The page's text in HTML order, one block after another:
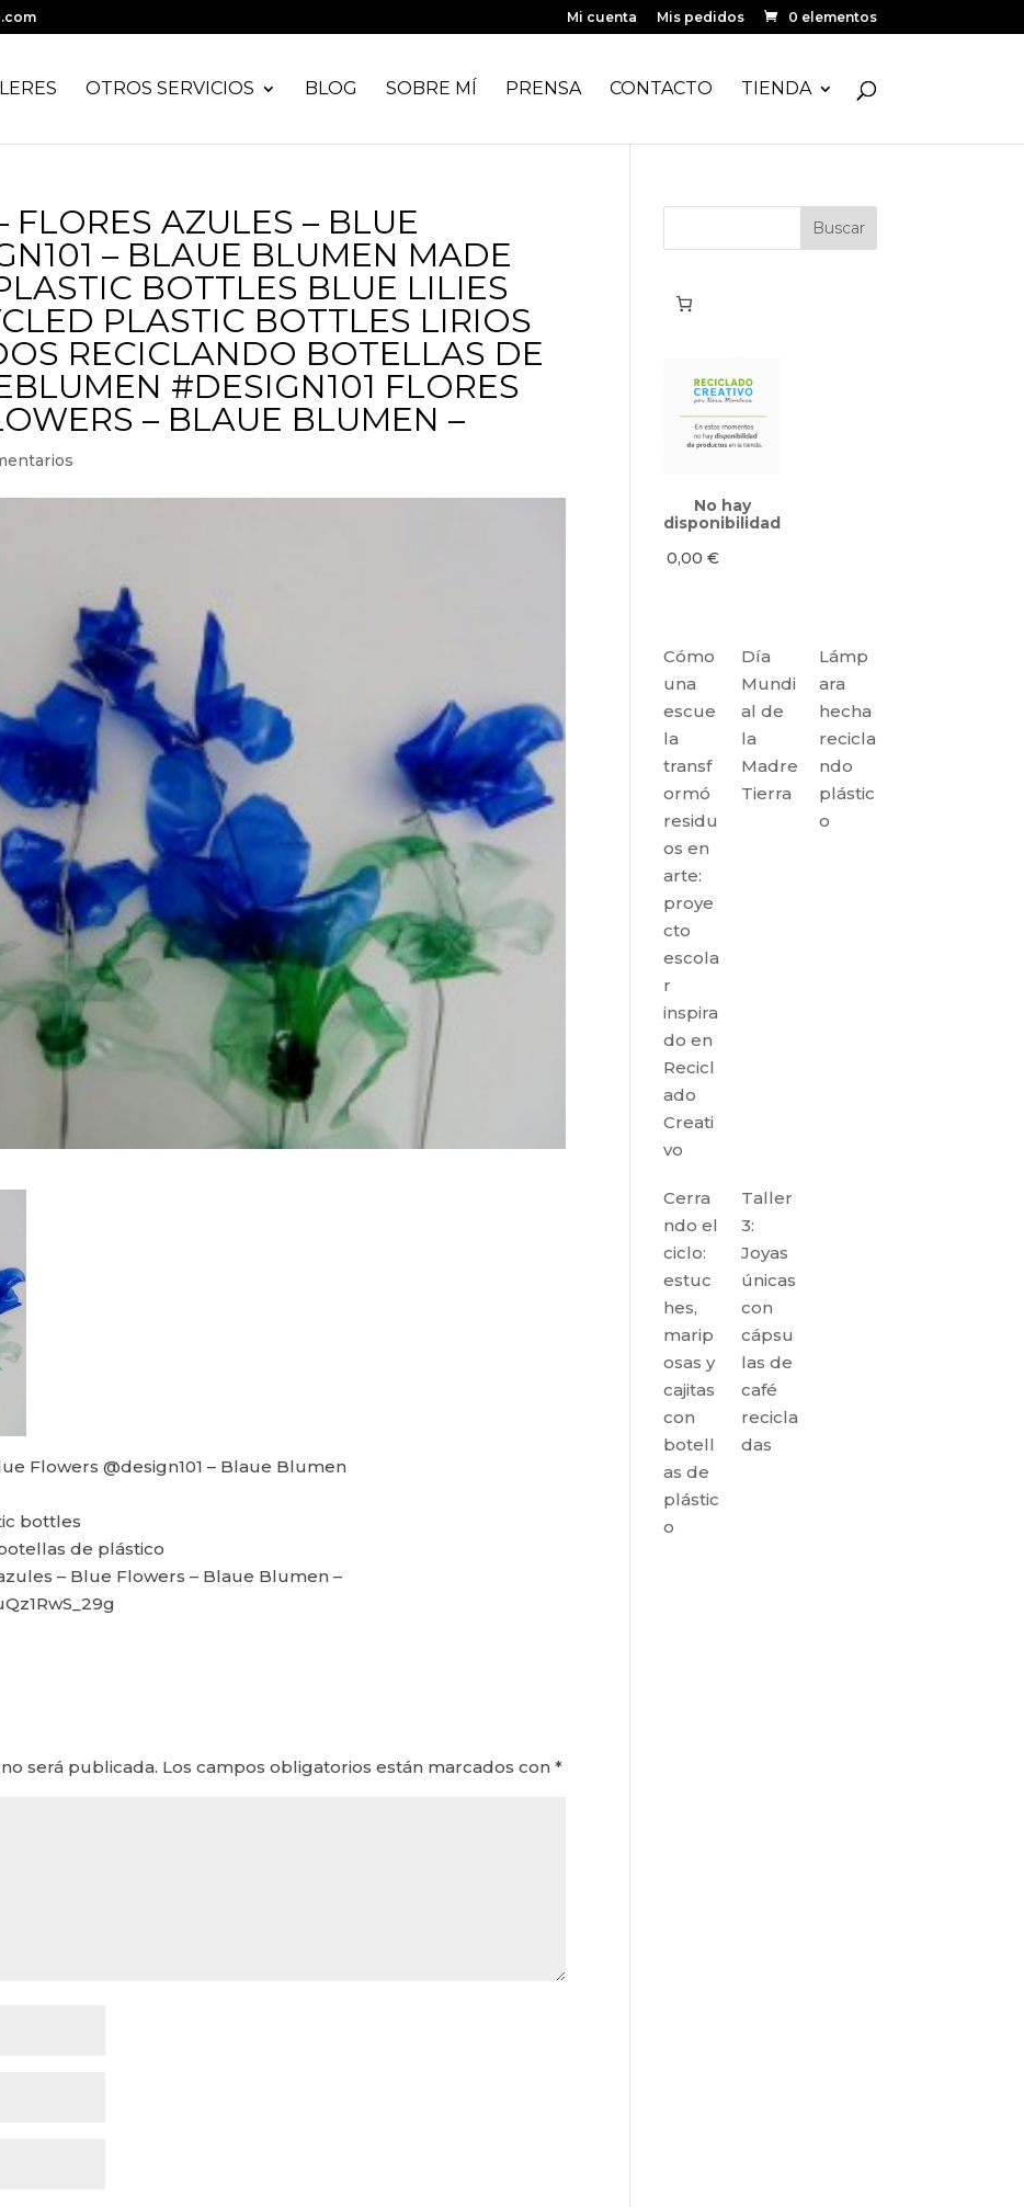
Mi cuenta Mis pedidos 0 elementos
OTROS SERVICIOS BLOG SOBRE MÍ PRENSA CONTACTO TIENDA
AZULES – BLUE
– BLAUE BLUMEN MADE
BOTTLES BLUE LILIES
PLASTIC BOTTLES LIRIOS
RECICLANDO BOTELLAS DE
#DESIGN101 FLORES
– BLAUE BLUMEN –
Flowers @design101 – Blaue Blumen
bottles
de plástico
– Blue Flowers – Blaue Blumen –
será publicada. Los campos obligatorios están marcados con*
No hay
disponibilidad
0,00€
Cómo
una
escue
la
transf
ormó
residu
os en
arte:
proye
cto
escola
r
inspira
do en
Recicl
ado
Creati
vo
Día
Mundi
al de
la
Madre
Tierra
Lámp
ara
hecha
recicla
ndo
plástic
o
Cerra
ndo el
ciclo:
estuc
hes,
marip
osas y
cajitas
con
botell
as de
plástic
o
Taller
3:
Joyas
únicas
con
cápsu
las de
café
recicla
das